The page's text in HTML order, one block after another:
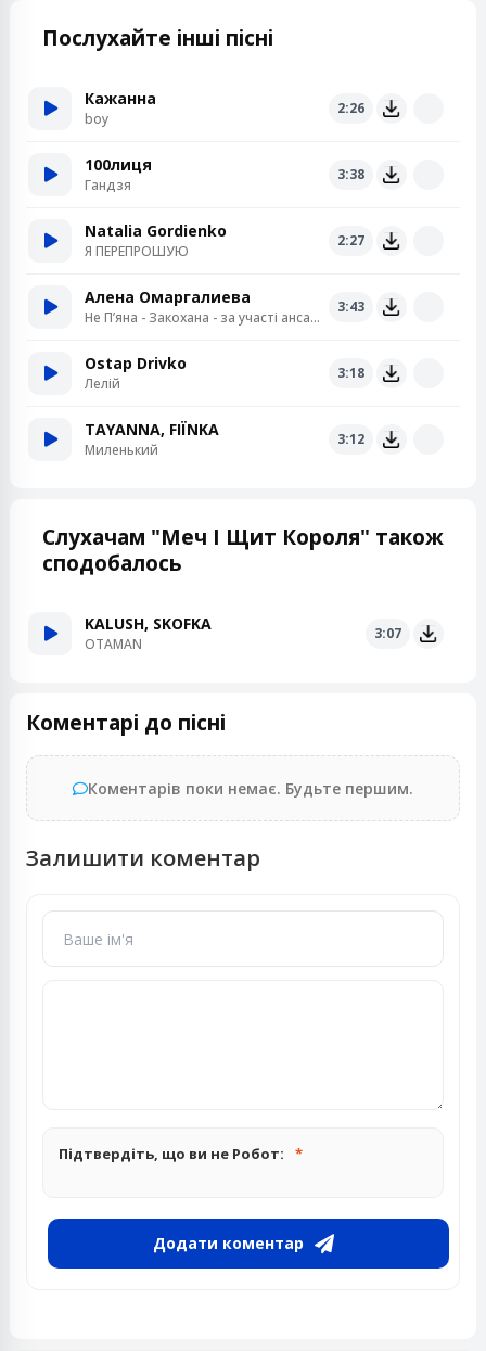
Послухайте інші пісні
Кажанна
boy
2:26
100лиця
Гандзя
3:38
Natalia Gordienko
Я ПЕРЕПРОШУЮ
2:27
Алена Омаргалиева
Не Пʼяна - Закохана - за участі ансамблю «Кралиця»
3:43
Ostap Drivko
Лелій
3:18
TAYANNA, FIЇNKA
Миленький
3:12
Слухачам "Меч І Щит Короля" також
сподобалось
KALUSH, SKOFKA
OTAMAN
3:07
Коментарі до пісні
Коментарів поки немає. Будьте першим.
Залишити коментар
Підтвердіть, що ви не Робот:
Додати коментар